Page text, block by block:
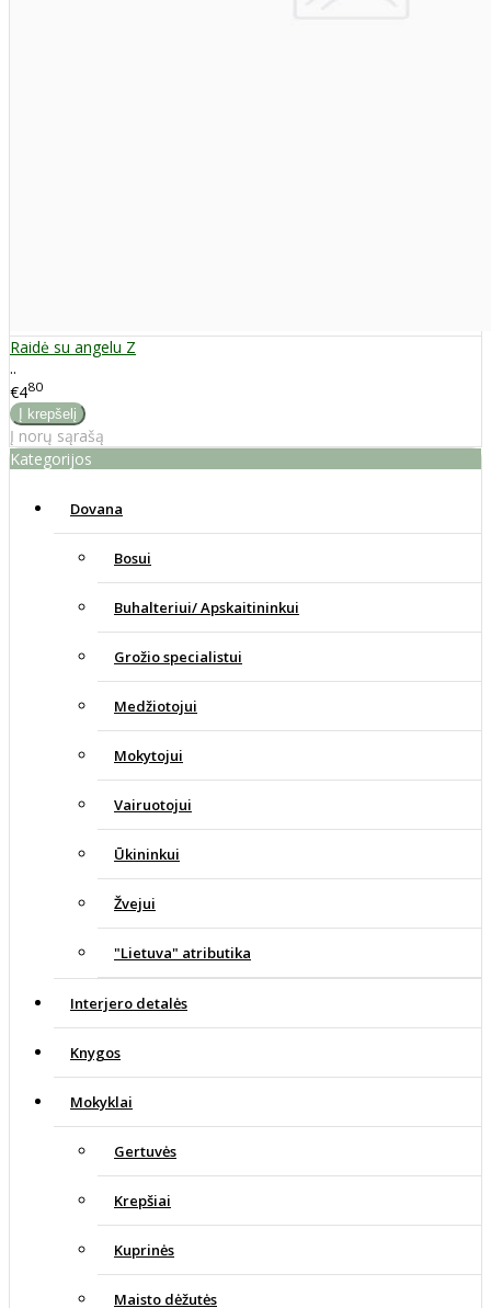
Raidė su angelu Z
..
€480
Į norų sąrašą
Kategorijos
Dovana
Bosui
Buhalteriui/ Apskaitininkui
Grožio specialistui
Medžiotojui
Mokytojui
Vairuotojui
Ūkininkui
Žvejui
"Lietuva" atributika
Interjero detalės
Knygos
Mokyklai
Gertuvės
Krepšiai
Kuprinės
Maisto dėžutės